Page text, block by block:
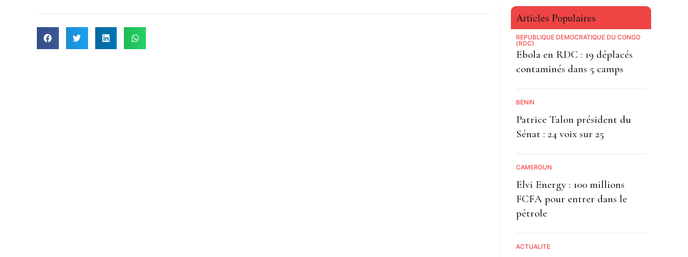
Articles Populaires
RÉPUBLIQUE DÉMOCRATIQUE DU CONGO
(RDC)
Ebola en RDC : 19 déplacés
contaminés dans 5 camps
BÉNIN
Patrice Talon président du
Sénat : 24 voix sur 25
CAMEROUN
Elvi Energy : 100 millions
FCFA pour entrer dans le
pétrole
ACTUALITE